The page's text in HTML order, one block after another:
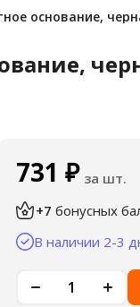
основание,
731 ₽ за шт.
+7 бонусных
В наличии 2-3